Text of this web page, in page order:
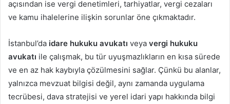
açısından ise vergi denetimleri, tarhiyatlar, vergi cezaları
ve kamu ihalelerine ilişkin sorunlar öne çıkmaktadır.
İstanbul’da idare hukuku avukatı veya vergi hukuku
avukatı ile çalışmak, bu tür uyuşmazlıkların en kısa sürede
ve en az hak kaybıyla çözülmesini sağlar. Çünkü bu alanlar,
yalnızca mevzuat bilgisi değil, aynı zamanda uygulama
tecrübesi, dava stratejisi ve yerel idari yapı hakkında bilgi